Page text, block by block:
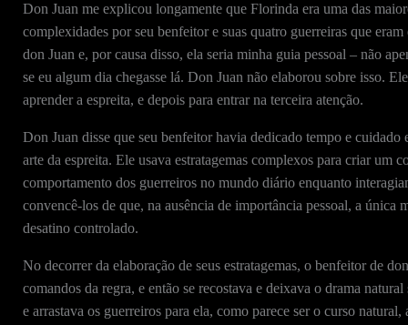
Don Juan me explicou longamente que Florinda era uma das
complexidades por seu benfeitor e suas quatro guerreiras que
don Juan e, por causa disso, ela seria minha guia pessoal – não
se eu algum dia chegasse lá. Don Juan não elaborou sobre isso.
aprender a espreita, e depois para entrar na terceira atenção.
Don Juan disse que seu benfeitor havia dedicado tempo e
arte da espreita. Ele usava estratagemas complexos para criar um
comportamento dos guerreiros no mundo diário enquanto
convencê-los de que, na ausência de importância pessoal, a
desatino controlado.
No decorrer da elaboração de seus estratagemas, o benfeitor de
comandos da regra, e então se recostava e deixava o drama
e arrastava os guerreiros para ela, como parece ser o curso